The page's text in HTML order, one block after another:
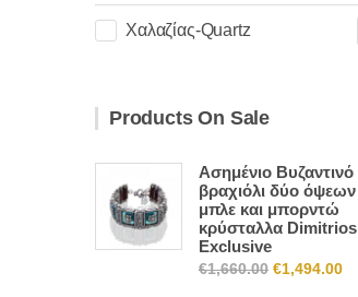
Χαλαζίας-Quartz
Products On Sale
Ασημένιο Βυζαντινό
βραχιόλι δύο όψεων
μπλε και μπορντώ
κρύσταλλα Dimitrios
Exclusive
€1,660.00 Original
€1,494.00Η